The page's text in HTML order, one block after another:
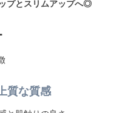
プとスリムアップへ◎
質な質感